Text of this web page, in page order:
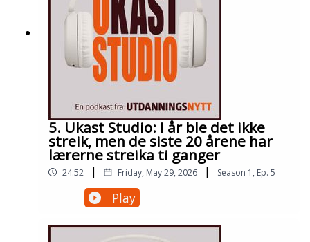
5. Ukast Studio: I år ble det ikke
streik, men de siste 20 årene har
lærerne streika ti ganger
24:52 | Friday, May 29, 2026 | Season 1 , Ep. 5
Play